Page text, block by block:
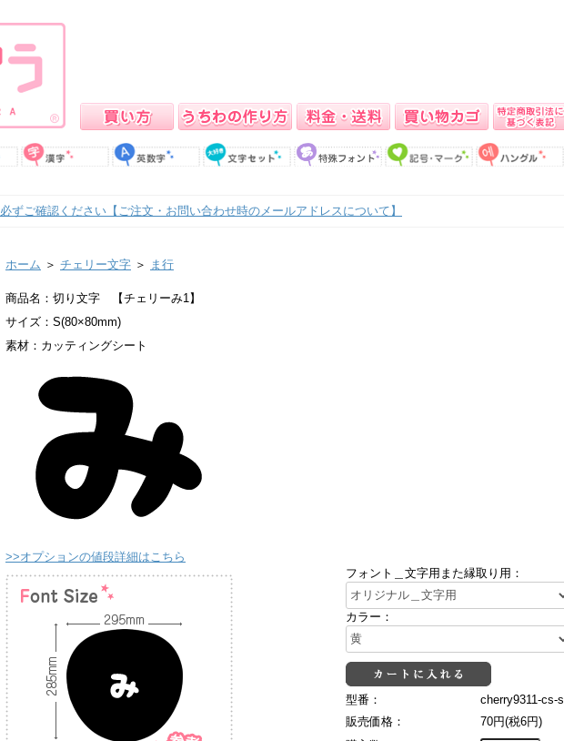
必ずご確認ください【ご注文・お問い合わせ時のメールアドレスについて】
ホーム ＞ チェリー文字 ＞ ま行
商品名：切り文字 【チェリーみ1】
サイズ：S(80×80mm)
素材：カッティングシート
>>オプションの値段詳細はこちら
フォント＿文字用また縁取り用：
カラー：
型番：
cherry9311-cs-s
販売価格：
70円(税6円)